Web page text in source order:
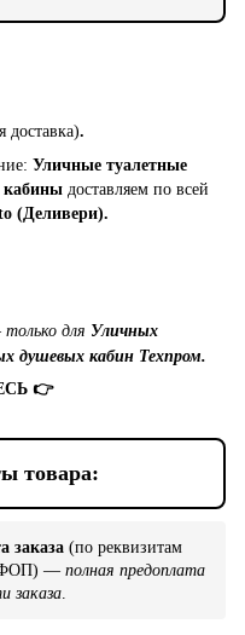
доставка).
Уличные туалетные
доставляем по всей
(Деливери).
только для Уличных
душевых кабин Техпром.
👉
товара:
заказа (по реквизитам
ФОП) — полная предоплата
заказа